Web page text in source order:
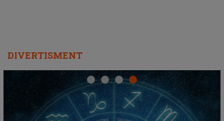
DIVERTISMENT